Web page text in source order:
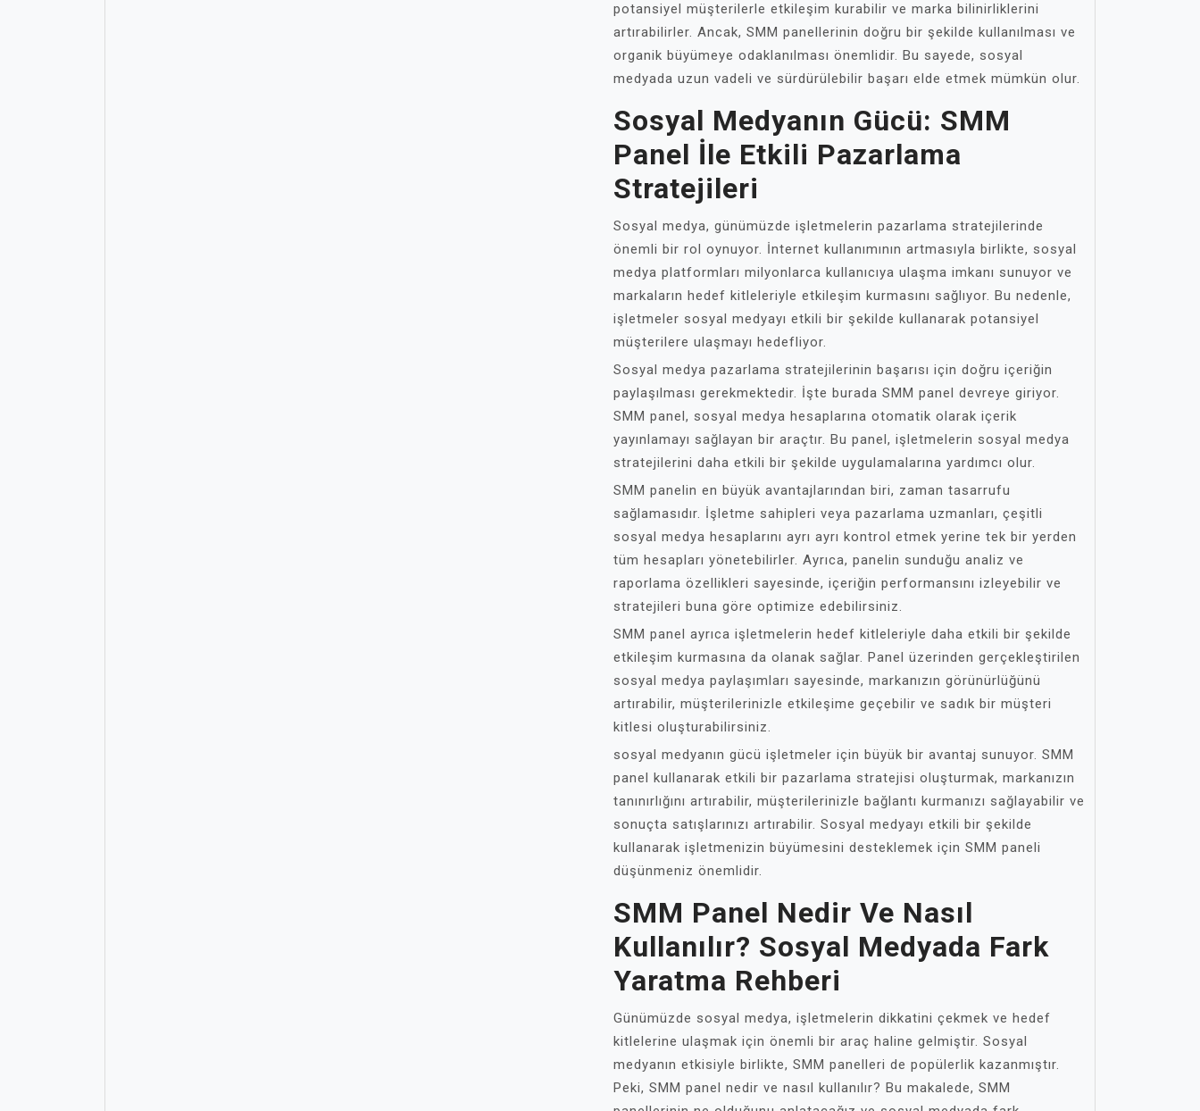
potansiyel müşterilerle etkileşim kurabilir ve marka bilinirliklerini
artırabilirler. Ancak, SMM panellerinin doğru bir şekilde kullanılması ve
organik büyümeye odaklanılması önemlidir. Bu sayede, sosyal
medyada uzun vadeli ve sürdürülebilir başarı elde etmek mümkün olur.
Sosyal Medyanın Gücü: SMM
Panel İle Etkili Pazarlama
Stratejileri
Sosyal medya, günümüzde işletmelerin pazarlama stratejilerinde
önemli bir rol oynuyor. İnternet kullanımının artmasıyla birlikte, sosyal
medya platformları milyonlarca kullanıcıya ulaşma imkanı sunuyor ve
markaların hedef kitleleriyle etkileşim kurmasını sağlıyor. Bu nedenle,
işletmeler sosyal medyayı etkili bir şekilde kullanarak potansiyel
müşterilere ulaşmayı hedefliyor.
Sosyal medya pazarlama stratejilerinin başarısı için doğru içeriğin
paylaşılması gerekmektedir. İşte burada SMM panel devreye giriyor.
SMM panel, sosyal medya hesaplarına otomatik olarak içerik
yayınlamayı sağlayan bir araçtır. Bu panel, işletmelerin sosyal medya
stratejilerini daha etkili bir şekilde uygulamalarına yardımcı olur.
SMM panelin en büyük avantajlarından biri, zaman tasarrufu
sağlamasıdır. İşletme sahipleri veya pazarlama uzmanları, çeşitli
sosyal medya hesaplarını ayrı ayrı kontrol etmek yerine tek bir yerden
tüm hesapları yönetebilirler. Ayrıca, panelin sunduğu analiz ve
raporlama özellikleri sayesinde, içeriğin performansını izleyebilir ve
stratejileri buna göre optimize edebilirsiniz.
SMM panel ayrıca işletmelerin hedef kitleleriyle daha etkili bir şekilde
etkileşim kurmasına da olanak sağlar. Panel üzerinden gerçekleştirilen
sosyal medya paylaşımları sayesinde, markanızın görünürlüğünü
artırabilir, müşterilerinizle etkileşime geçebilir ve sadık bir müşteri
kitlesi oluşturabilirsiniz.
sosyal medyanın gücü işletmeler için büyük bir avantaj sunuyor. SMM
panel kullanarak etkili bir pazarlama stratejisi oluşturmak, markanızın
tanınırlığını artırabilir, müşterilerinizle bağlantı kurmanızı sağlayabilir ve
sonuçta satışlarınızı artırabilir. Sosyal medyayı etkili bir şekilde
kullanarak işletmenizin büyümesini desteklemek için SMM paneli
düşünmeniz önemlidir.
SMM Panel Nedir Ve Nasıl
Kullanılır? Sosyal Medyada Fark
Yaratma Rehberi
Günümüzde sosyal medya, işletmelerin dikkatini çekmek ve hedef
kitlelerine ulaşmak için önemli bir araç haline gelmiştir. Sosyal
medyanın etkisiyle birlikte, SMM panelleri de popülerlik kazanmıştır.
Peki, SMM panel nedir ve nasıl kullanılır? Bu makalede, SMM